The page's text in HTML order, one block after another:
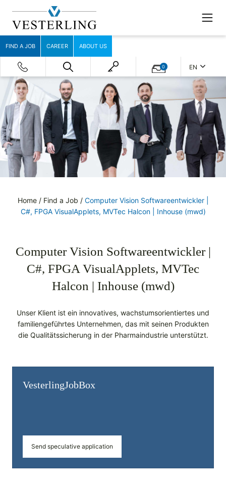
FIND A JOB CAREER ABOUT US
0 EN
Home/ Find a Job / Computer Vision Softwareentwickler |
C#, FPGA VisualApplets, MVTec Halcon | Inhouse (mwd)
Computer Vision Softwareentwickler |
C#, FPGA VisualApplets, MVTec
Halcon | Inhouse (mwd)
Unser Klient ist ein innovatives, wachstumsorientiertes und
familiengeführtes Unternehmen, das mit seinen Produkten
die Qualitätssicherung in der Pharmaindustrie unterstützt.
Vesterling­JobBox
Send speculative application